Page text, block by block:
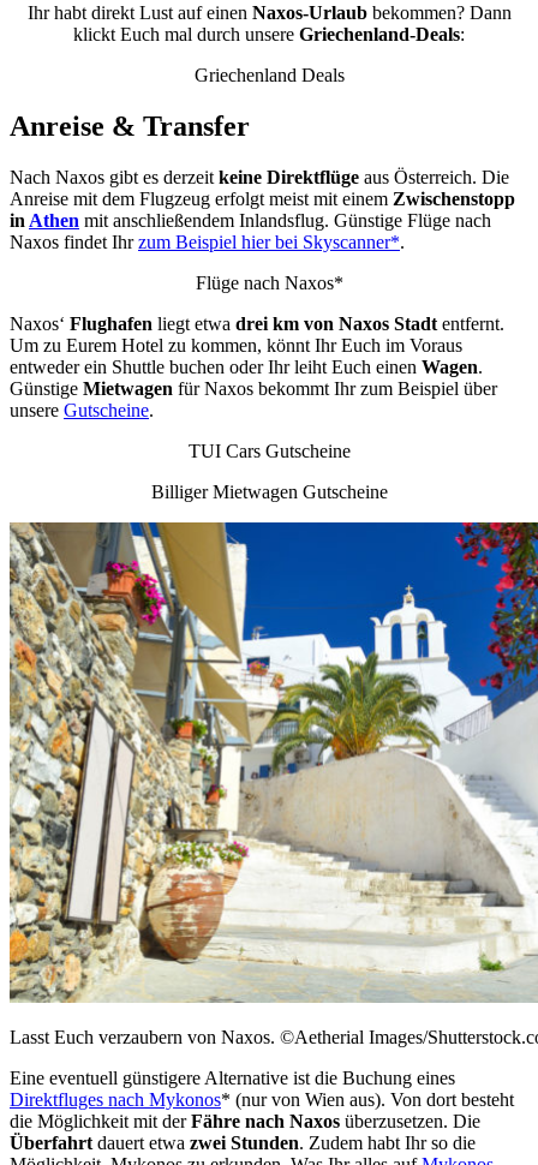
Ihr habt direkt Lust auf einen Naxos-Urlaubbekommen? Dann
klickt Euch mal durch unsere Griechenland-Deals:
Griechenland Deals
Anreise & Transfer
Nach Naxos gibt es derzeit keine Direktflüge aus Österreich. Die
Anreise mit dem Flugzeug erfolgt meist mit einem Zwischenstopp
in Athen mit anschließendem Inlandsflug. Günstige Flüge nach
Naxos findet Ihrzum Beispiel hier bei Skyscanner*.
Flüge nach Naxos*
Naxos‘ Flughafen liegt etwa drei km von Naxos Stadt entfernt.
Um zu Eurem Hotel zu kommen, könnt Ihr Euch im Voraus
entweder ein Shuttle buchen oder Ihr leiht Euch einen Wagen.
Günstige Mietwagen für Naxos bekommt Ihr zum Beispiel über
unsere Gutscheine.
TUI Cars Gutscheine
Billiger Mietwagen Gutscheine
Lasst Euch verzaubern von Naxos. ©Aetherial Images/
Eine eventuell günstigere Alternative ist die Buchung eines
Direktfluges nach Mykonos* (nur von Wien aus). Von dort besteht
die Möglichkeit mit derFähre nach Naxos überzusetzen. Die
Überfahrt dauert etwa zwei Stunden. Zudem habt Ihr so die